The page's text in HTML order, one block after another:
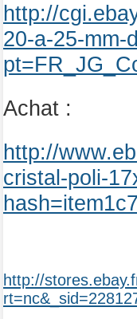
http://
20-a-25-mm-
Achat :
http://
cristal-poli-
http://